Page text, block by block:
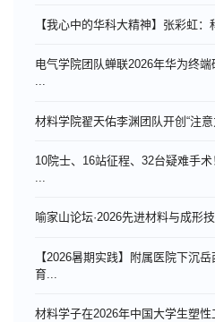
【我心中的华科大精神】张彩虹
电气学院团队蝉联2026年华为终
...
材料学院翟天佑李渊团队开创“注
10院士、16站征程、32台疑难手
...
喻家山论坛·2026先进材料与成形
【2026暑期实践】附属医院下沉
育...
材料学子在2026年中国大学生塑